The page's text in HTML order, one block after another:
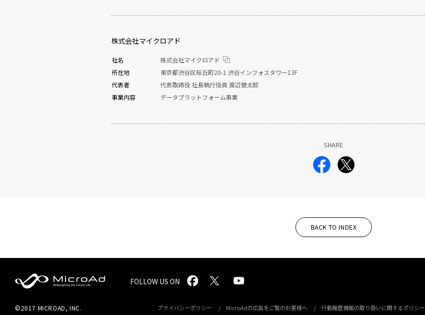
株式会社マイクロアド
社名
株式会社マイクロアド
所在地
東京都渋谷区桜丘町20-1 渋谷インフォスタワー13F
代表者
代表取締役 社長執行役員 渡辺健太郎
事業内容
データプラットフォーム事業
SHARE
BACK TO INDEX
FOLLOW US ON
プライバシーポリシー MicroAdの広告をご覧のお客様へ 行動履歴情報の取り扱いに関するポリシー
©2017 MICROAD, INC.